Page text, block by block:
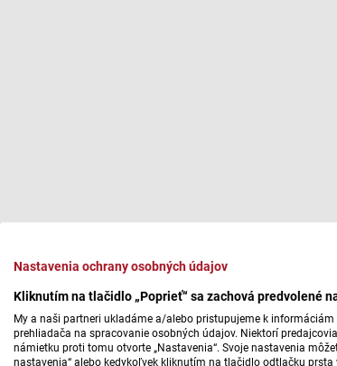
Nastavenia ochrany osobných údajov
Kliknutím na tlačidlo „Poprieť“ sa zachová predvolené
My a naši partneri ukladáme a/alebo pristupujeme k
prehliadača na spracovanie osobných údajov. Niektorí
námietku proti tomu otvorte „Nastavenia“. Svoje nastavenia
nastavenia“ alebo kedykoľvek kliknutím na tlačidlo odtlačku